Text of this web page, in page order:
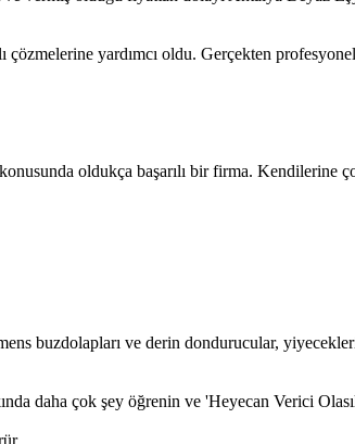
yardımcı oldu. Gerçekten
oldukça başarılı bir firma. Kendilerine
buzdolapları ve derin dondurucular,
daha çok şey öğrenin ve 'Heyecan Verici